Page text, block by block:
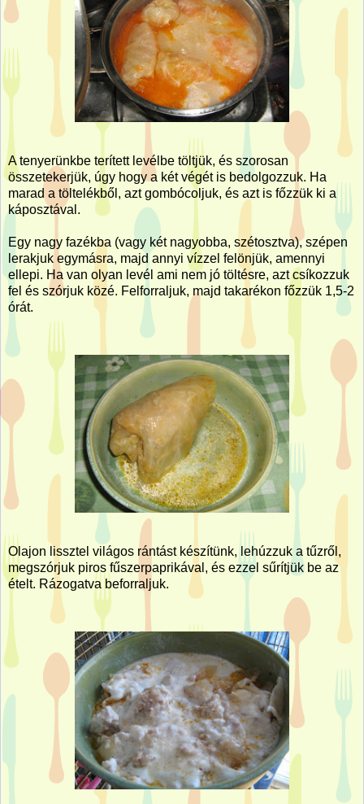
A tenyerünkbe terített levélbe töltjük, és szorosan
összetekerjük, úgy hogy a két végét is bedolgozzuk. Ha
marad a töltelékből, azt gombócoljuk, és azt is főzzük ki a
káposztával.
Egy nagy fazékba (vagy két nagyobba, szétosztva), szépen
lerakjuk egymásra, majd annyi vízzel felönjük, amennyi
ellepi. Ha van olyan levél ami nem jó töltésre, azt csíkozzuk
fel és szórjuk közé. Felforraljuk, majd takarékon főzzük 1,5-2
órát.
Olajon lissztel világos rántást készítünk, lehúzzuk a tűzről,
megszórjuk piros fűszerpaprikával, és ezzel sűrítjük be az
ételt. Rázogatva beforraljuk.